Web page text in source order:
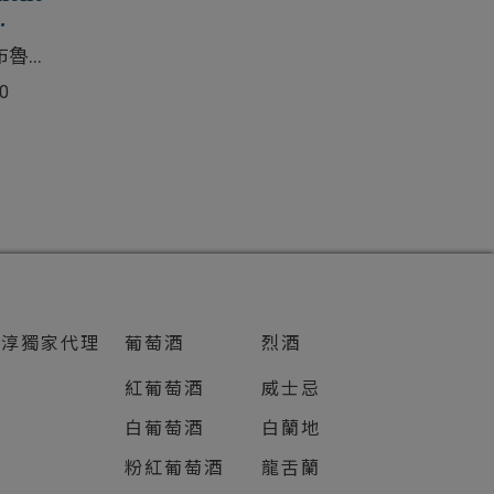
內
獨家代理 葡萄酒
紅葡萄酒
白葡萄酒
粉紅葡萄酒
烈酒
威士忌
白蘭地
龍舌蘭